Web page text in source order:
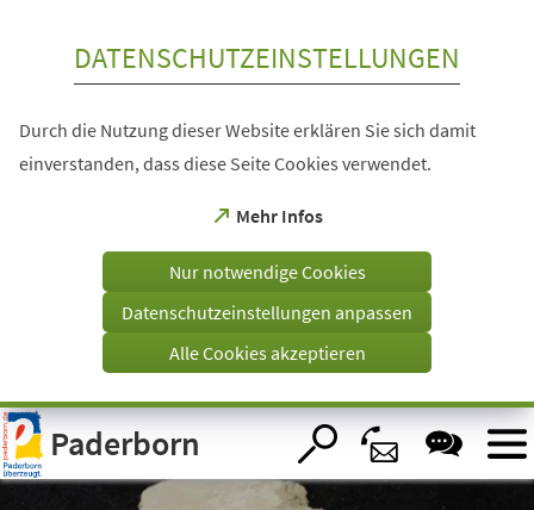
Visuelle
Assistenzsoftware
öffnen.
DATENSCHUTZEINSTELLUNGEN
Durch die Nutzung dieser Website erklären Sie sich damit
einverstanden, dass diese Seite Cookies verwendet.
Mehr Infos
(Öffnet
einem
Tab)
Nur notwendige Cookies
Datenschutzeinstellungen anpassen
Alle Cookies akzeptieren
Paderborn